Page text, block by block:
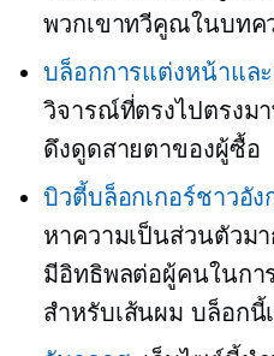
พวกเขาทวีคูณในบทค
บล็อกการแต่งหน้าแล
วิจารณ์ที่ตรงไปตรงม
ดึงดูดสายตาของผู้ซื้อ
บิวตี้บล็อกเกอร์ชาวอัง
หาความเป็นส่วนตัวม
มีอิทธิพลต่อผู้คนในก
สำหรับเส้นผม บล็อก